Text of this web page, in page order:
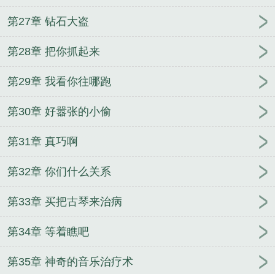
第27章 钻石大盗
第28章 把你抓起来
第29章 我看你往哪跑
第30章 好嚣张的小偷
第31章 真巧啊
第32章 你们什么关系
第33章 买把古琴来治病
第34章 等着瞧吧
第35章 神奇的音乐治疗术